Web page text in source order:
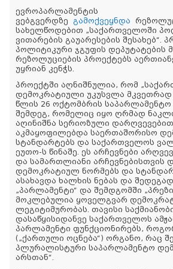
ევროპარლამენტის
ვებგვერდზე გამოქვეყნდა
სახელწოდებით „საქართველოში
ვითარების გაუარესების შესახებ“.
პოლიტიკური ჯგუფის დეპუტატების
რეზოლუციების პროექტებს
უყრიან კენჭს.
პროექტში აღნიშნულია, რომ
დემოკრატიული უკუსვლა მკვეთრად
წლის 26 ოქტომბრის საპარლამენტო
შემდეგ, რომელიც იყო ღრმად
აღინიშნა სერიოზული
აკმაყოფილებდა საერთაშორისო
სტანდარტებს და საქართველოს
ეუთო-ს წინაშე. ეს არჩევნები
და სამართლიანი არჩევნებისთვის
დემოკრატიულ ნორმებს და
ასახავდა ხალხის ნებას და
„პარლამენტი“ და შემდგომში
მოკლებულია ყოველგვარ
ლეგიტიმურობას. თავისი
დასაწყისიდანვე საქართველოს
პარლამენტი ფუნქციონირებს,
(„ქართული ოცნება“) ორგანო, რაც
პლურალისტური საპარლამენტო
არსთან“.